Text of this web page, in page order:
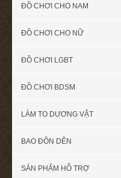
ĐỒ CHƠI CHO NAM
ĐỒ CHƠI CHO NỮ
ĐỒ CHƠI LGBT
ĐỒ CHƠI BDSM
LÀM TO DƯƠNG VẬT
BAO ĐÔN DÊN
SẢN PHẨM HỖ TRỢ